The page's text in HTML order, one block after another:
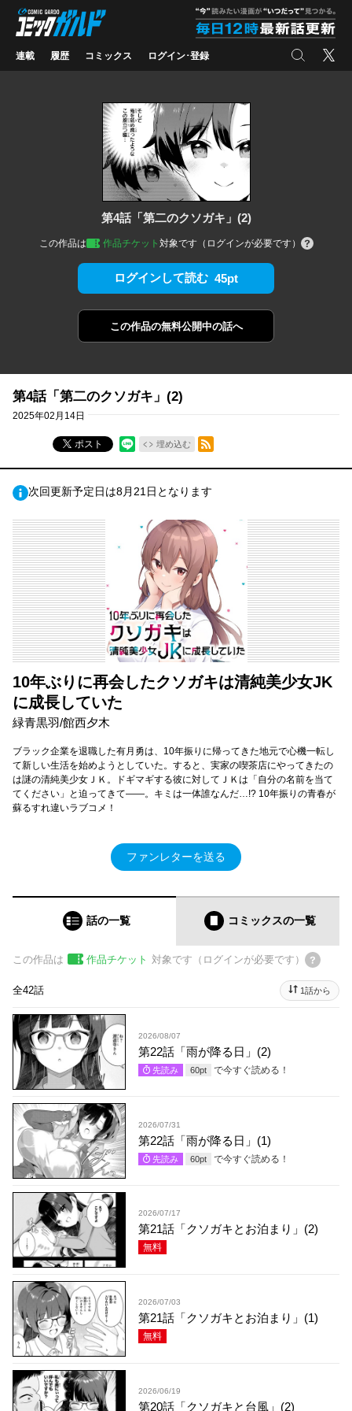
コミックガルド
連載 履歴 コミックス ログイン･登録 検索 X
第4話「第二のクソガキ」(2)
この作品は 作品チケット 対象です（ログインが必要です）
ログインして読む 45pt
この作品の無料公開中の話へ
第4話「第二のクソガキ」(2)
2025年02月14日
ポスト 埋め込む
RSSフィード
次回更新予定日は8月21日となります
10年ぶりに再会したクソガキは清純美少女JK
に成長していた
緑青黒羽/館西夕木
ブラック企業を退職した有月勇は、10年振りに帰ってきた地元で心機一転し
て新しい生活を始めようとしていた。すると、実家の喫茶店にやってきたの
は謎の清純美少女ＪＫ。ドギマギする彼に対してＪＫは「自分の名前を当て
てください」と迫ってきて――。キミは一体誰なんだ…!? 10年振りの青春が
蘇るすれ違いラブコメ！
ファンレターを送る
話の一覧 コミックスの一覧
この作品は 作品チケット 対象です（ログインが必要です）
全42話 1話から
2026/08/07
第22話「雨が降る日」(2)
先読み 60pt で今すぐ読める！
2026/07/31
第22話「雨が降る日」(1)
先読み 60pt で今すぐ読める！
2026/07/17
第21話「クソガキとお泊まり」(2)
無料
2026/07/03
第21話「クソガキとお泊まり」(1)
無料
2026/06/19
第20話「クソガキと台風」(2)